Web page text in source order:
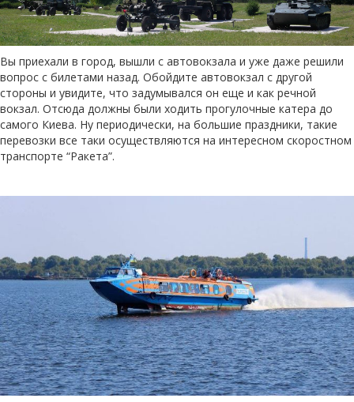
Вы приехали в город, вышли с автовокзала и уже даже решили
вопрос с билетами назад. Обойдите автовокзал с другой
стороны и увидите, что задумывался он еще и как речной
вокзал. Отсюда должны были ходить прогулочные катера до
самого Киева. Ну периодически, на большие праздники, такие
перевозки все таки осуществляются на интересном скоростном
транспорте “Ракета”.